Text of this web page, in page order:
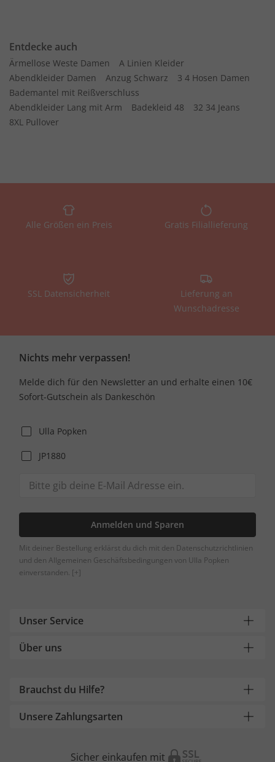
Entdecke auch
Ärmellose Weste Damen
A Linien Kleider
Abendkleider Damen
Anzug Schwarz
3 4 Hosen Damen
Bademantel mit Reißverschluss
Abendkleider Lang mit Arm
Badekleid 48
32 34 Jeans
8XL Pullover
Alle Größen ein Preis Gratis Filiallieferung
SSL Datensicherheit
Lieferung an
Wunschadresse
Nichts mehr verpassen!
Melde dich für den Newsletter an und erhalte einen 10€
Sofort-Gutschein als Dankeschön
Ulla Popken
JP1880
Anmelden und Sparen
Mit deiner Bestellung erklärst du dich mit den Datenschutzrichtlinien
und den Allgemeinen Geschäftsbedingungen von Ulla Popken
einverstanden. [+]
Unser Service
Über uns
Brauchst du Hilfe?
Unsere Zahlungsarten
Sicher einkaufen mit